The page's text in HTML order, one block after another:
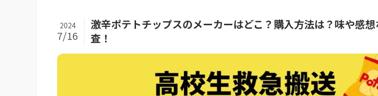
激辛ポテトチップスのメーカーはどこ？購入方法は？味や感
査！
2024
7/16